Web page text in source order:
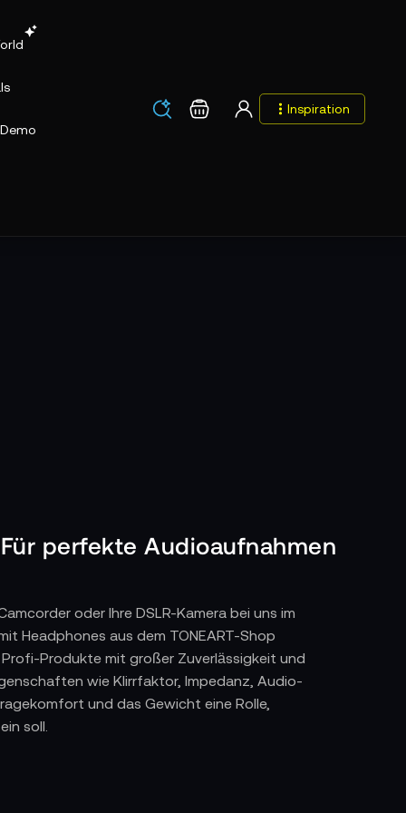
Demo
Los Warenkorb Inspiration
perfekte Audioaufnahmen
oder Ihre DSLR-Kamera bei uns im
Headphones aus dem TONEART-Shop
Produkte mit großer Zuverlässigkeit und
wie Klirrfaktor, Impedanz, Audio-
und das Gewicht eine Rolle,
soll.